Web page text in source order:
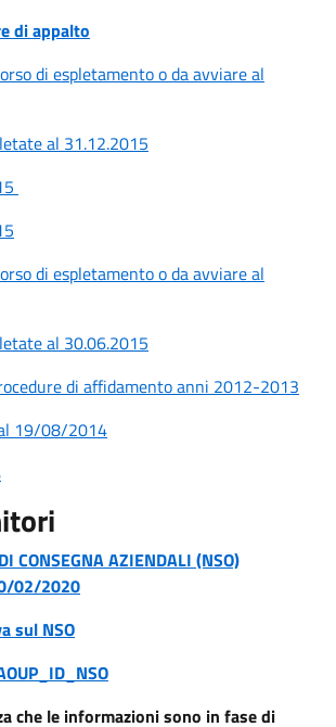
di appalto
di espletamento o da avviare al
al 31.12.2015
di espletamento o da avviare al
al 30.06.2015
di affidamento anni 2012-2013
19/08/2014
CONSEGNA AZIENDALI (NSO)
02/2020
sul NSO
che le informazioni sono in fase di